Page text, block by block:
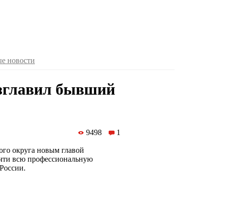
новости
бывший
9498 1
округа новым главой
всю профессиональную